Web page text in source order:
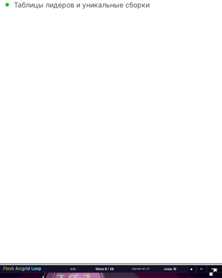
Таблицы лидеров и уникальные сборки